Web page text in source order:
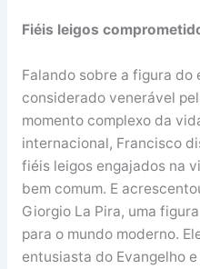
Fiéis leigos
Falando sobre a figura do
considerado venerável
momento complexo da
internacional, Francisco
fiéis leigos engajados na
bem comum. E
Giorgio La Pira, uma
para o mundo moderno.
entusiasta do Evangelho